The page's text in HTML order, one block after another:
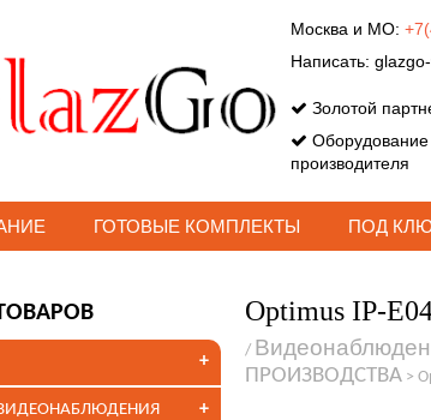
Москва и МО:
Написать:
Золотой
производителя
ГОТОВЫЕ КОМПЛЕКТЫ ПОД
Optimus IP-
/
ПРОИЗВОДСТВА>
+
+